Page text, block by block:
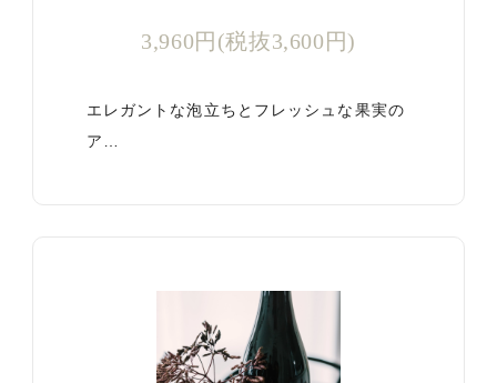
3,960円(税抜3,600円)
エレガントな泡立ちとフレッシュな果実の
ア…